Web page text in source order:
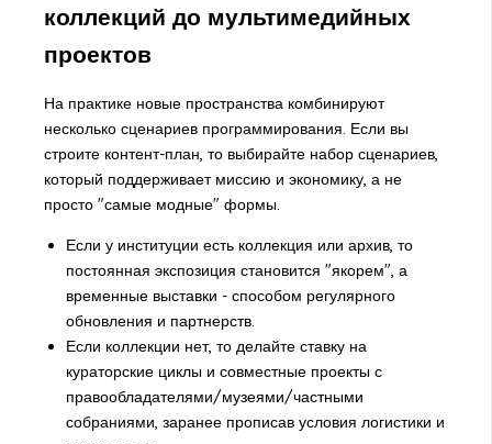
коллекций до мультимедийных
проектов
На практике новые пространства комбинируют
несколько сценариев программирования. Если вы
строите контент-план, то выбирайте набор сценариев,
который поддерживает миссию и экономику, а не
просто "самые модные" формы.
Если у институции есть коллекция или архив, то
постоянная экспозиция становится "якорем", а
временные выставки - способом регулярного
обновления и партнерств.
Если коллекции нет, то делайте ставку на
кураторские циклы и совместные проекты с
правообладателями/музеями/частными
собраниями, заранее прописав условия логистики и